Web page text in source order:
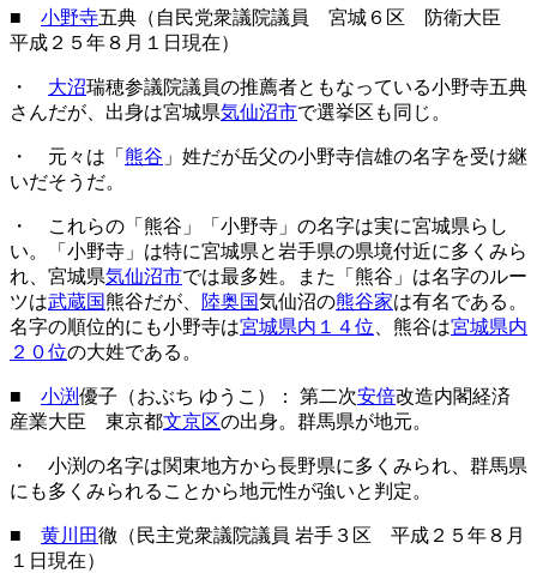
■ 小野寺五典（自民党衆議院議員 宮城６区 防衛大臣
平成２５年８月１日現在）
・ 大沼瑞穂参議院議員の推薦者ともなっている小野寺五典
さんだが、出身は宮城県気仙沼市で選挙区も同じ。
・ 元々は「 熊谷 」姓だが岳父の小野寺信雄の名字を受け継
いだそうだ。
・ これらの「熊谷」「小野寺」の名字は実に宮城県らし
い。「小野寺」は特に宮城県と岩手県の県境付近に多くみら
れ、宮城県気仙沼市では最多姓。また「熊谷」は名字のルー
ツは武蔵国熊谷だが、 陸奥国気仙沼の熊谷家は有名である。
名字の順位的にも小野寺は宮城県内１４位 、熊谷は宮城県内
２０位の大姓である。
■ 小渕優子（おぶち ゆうこ）： 第二次安倍改造内閣経済
産業大臣 東京都文京区の出身。群馬県が地元。
・ 小渕の名字は関東地方から長野県に多くみられ、群馬県
にも多くみられることから地元性が強いと判定。
■ 黄川田徹（民主党衆議院議員 岩手３区 平成２５年８月
１日現在）